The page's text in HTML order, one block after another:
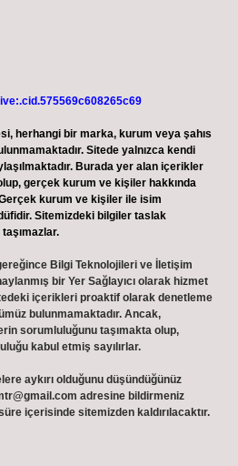
herhangi bir marka, kurum veya şahıs
Sitede yalnızca kendi
Burada yer alan içerikler
gerçek kurum ve kişiler hakkında
kurum ve kişiler ile isim
Sitemizdeki bilgiler taslak
Bilgi Teknolojileri ve İletişim
bir Yer Sağlayıcı olarak hizmet
içerikleri proaktif olarak denetleme
bulunmamaktadır. Ancak,
sorumluluğunu taşımakta olup,
kabul etmiş sayılırlar.
aykırı olduğunu düşündüğünüz
adresine bildirmeniz
içerisinde sitemizden kaldırılacaktır.